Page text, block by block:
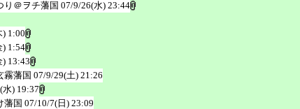
り＠ヲチ藩国 07/9/26(水) 23:44
1:00
) 1:54
13:43
霧藩国 07/9/29(土) 21:26
水) 19:37
藩国 07/10/7(日) 23:09